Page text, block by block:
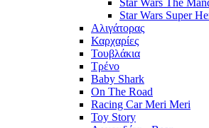
Star Wars Super
Αλιγάτορας
Καρχαρίες
Τουβλάκια
Τρένο
Baby Shark
On The Road
Racing Car Meri Meri
Toy Story